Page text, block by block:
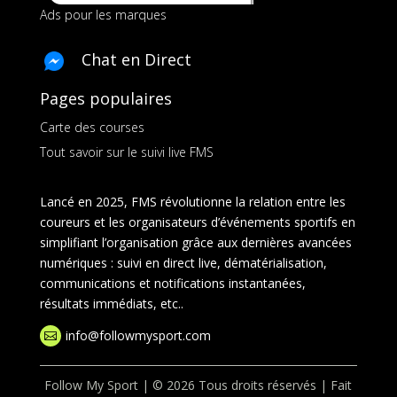
Ads pour les marques
Chat en Direct
Pages populaires
Carte des courses
Tout savoir sur le suivi live FMS
Lancé en 2025, FMS révolutionne la relation entre les
coureurs et les organisateurs d’événements sportifs en
simplifiant l’organisation grâce aux dernières avancées
numériques : suivi en direct live, dématérialisation,
communications et notifications instantanées,
résultats immédiats, etc..
 info@followmysport.com
Follow My Sport | © 2026 Tous droits réservés | Fait